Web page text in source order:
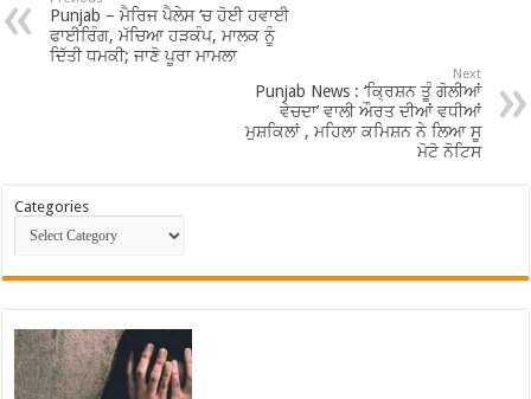
Punjab – ਮੈਰਿਜ ਪੈਲੇਸ ‘ਚ ਹੋਈ ਹਵਾਈ
ਫਾਈਰਿੰਗ, ਮੱਚਿਆ ਹੜਕੰਪ, ਮਾਲਕ ਨੂੰ
ਦਿੱਤੀ ਧਮਕੀ; ਜਾਣੋ ਪੂਰਾ ਮਾਮਲਾ
Next
Punjab News : ‘ਕ੍ਰਿਸ਼ਨ ਤੂੰ ਗੋਲੀਆਂ
ਵੇਚਦਾ’ ਵਾਲੀ ਔਰਤ ਦੀਆਂ ਵਧੀਆਂ
ਮੁਸ਼ਕਿਲਾਂ , ਮਹਿਲਾ ਕਮਿਸ਼ਨ ਨੇ ਲਿਆ ਸੂ
ਮੋਟੋ ਨੋਟਿਸ
Categories